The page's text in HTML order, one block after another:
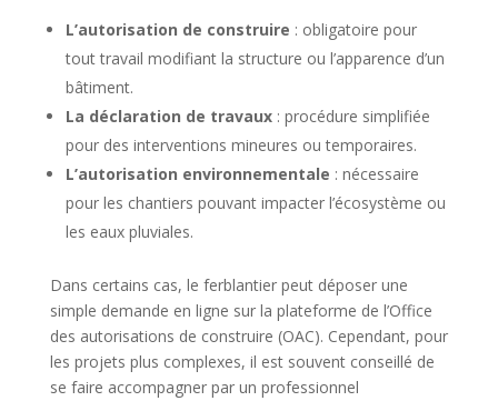
L’autorisation de construire : obligatoire pour
tout travail modifiant la structure ou l’apparence d’un
bâtiment.
La déclaration de travaux: procédure simplifiée
pour des interventions mineures ou temporaires.
L’autorisation environnementale : nécessaire
pour les chantiers pouvant impacter l’écosystème ou
les eaux pluviales.
Dans certains cas, le ferblantier peut déposer une
simple demande en ligne sur la plateforme de l’Office
des autorisations de construire (OAC). Cependant, pour
les projets plus complexes, il est souvent conseillé de
se faire accompagner par un professionnel